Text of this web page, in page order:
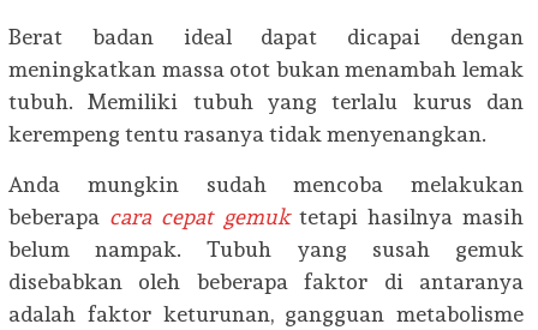
Berat badan ideal dapat dicapai dengan
meningkatkan massa otot bukan menambah lemak
tubuh. Memiliki tubuh yang terlalu kurus dan
kerempeng tentu rasanya tidak menyenangkan.
Anda mungkin sudah mencoba melakukan
beberapa cara cepat gemuktetapi hasilnya masih
belum nampak. Tubuh yang susah gemuk
disebabkan oleh beberapa faktor di antaranya
adalah faktor keturunan, gangguan metabolisme